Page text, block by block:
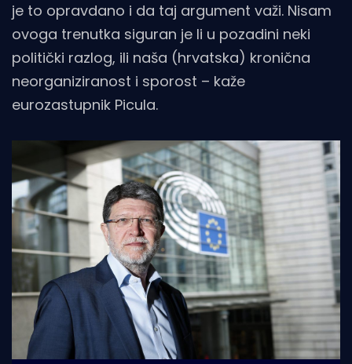
je to opravdano i da taj argument važi. Nisam
ovoga trenutka siguran je li u pozadini neki
politički razlog, ili naša (hrvatska) kronična
neorganiziranost i sporost – kaže
eurozastupnik Picula.